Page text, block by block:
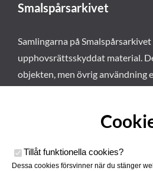
Smalspårsarkivet
Samlingarna på
upphovsrättsskyddat material.
objekten, men övrig användning
Tillåt funktionella cookies?
Dessa cookies försvinner när du stänger